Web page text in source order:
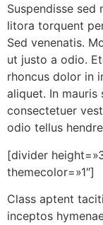
Suspendisse
litora torquent
Sed venenatis.
ut justo a odio.
rhoncus dolor in
aliquet. In mauris
consectetuer
odio tellus
[divider
themecolor=»1″]
Class aptent
inceptos